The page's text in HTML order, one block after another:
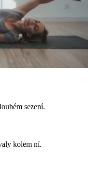
sezení.
kolem ní.